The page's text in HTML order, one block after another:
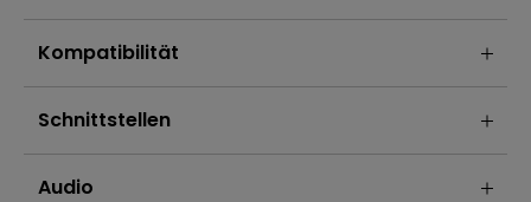
Kompatibilität
Schnittstellen
Audio